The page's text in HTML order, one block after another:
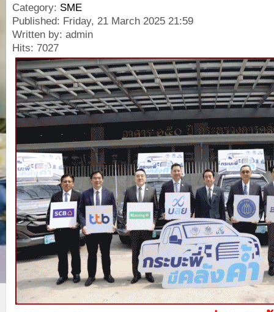
Category: SME
Published: Friday, 21 March 2025 21:59
Written by: admin
Hits: 7027